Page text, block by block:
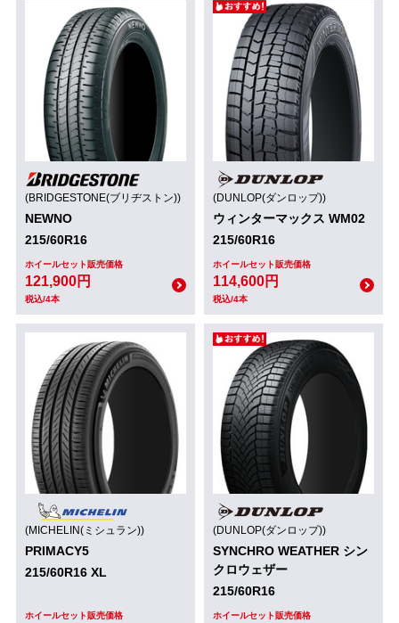
(BRIDGESTONE(ブリヂストン))
NEWNO
215/60R16
ホイールセット販売価格
121,900円
税込/4本
(DUNLOP(ダンロップ))
ウィンターマックス WM02
215/60R16
ホイールセット販売価格
114,600円
税込/4本
(MICHELIN(ミシュラン))
PRIMACY5
215/60R16 XL
ホイールセット販売価格
(DUNLOP(ダンロップ))
SYNCHRO WEATHER シン
クロウェザー
215/60R16
ホイールセット販売価格